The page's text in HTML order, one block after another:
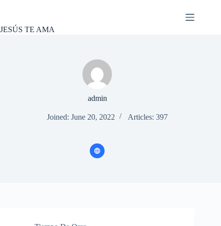
JESÚS TE AMA
admin
Joined: June 20, 2022 Articles: 397